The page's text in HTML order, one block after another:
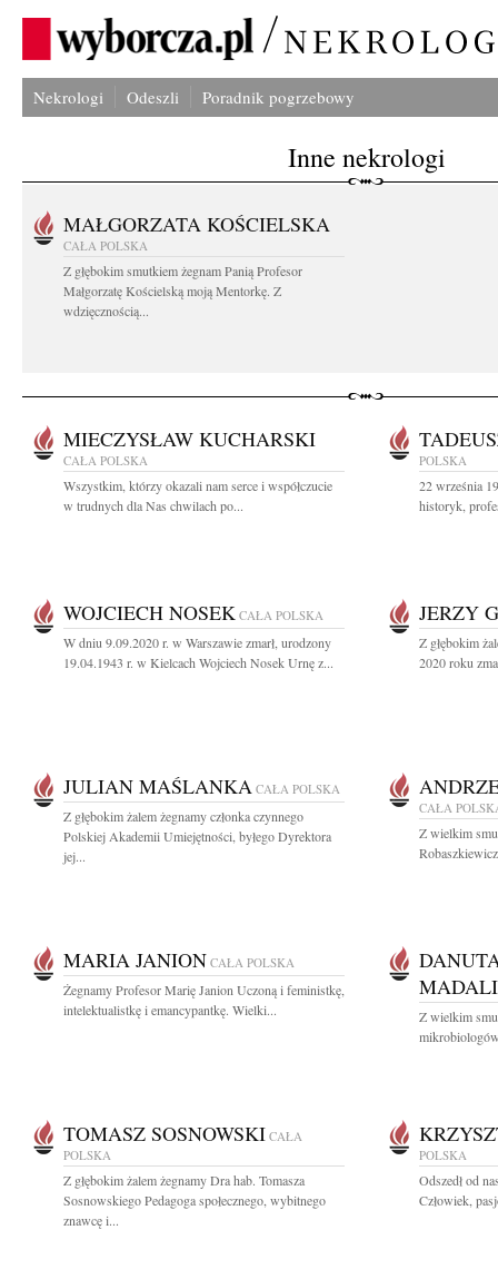
Nekrologi Odeszli Poradnik pogrzebowy
Inne nekrologi
MAŁGORZATA KOŚCIELSKA
CAŁA POLSKA
Z głębokim smutkiem żegnam Panią Profesor
Małgorzatę Kościelską moją Mentorkę. Z
wdzięcznością...
MIECZYSŁAW KUCHARSKI
CAŁA POLSKA
Wszystkim, którzy okazali nam serce i współczucie
w trudnych dla Nas chwilach po...
POLSKA
22 września
historyk,
WOJCIECH NOSEK CAŁA POLSKA
W dniu 9.09.2020 r. w Warszawie zmarł, urodzony
19.04.1943 r. w Kielcach Wojciech Nosek Urnę z...
JERZY
Z głębokim
2020 roku
JULIAN MAŚLANKA CAŁA POLSKA
Z głębokim żalem żegnamy członka czynnego
Polskiej Akademii Umiejętności, byłego Dyrektora
jej...
CAŁA
Z wielkim
MARIA JANION CAŁA POLSKA
Żegnamy Profesor Marię Janion Uczoną i feministkę,
intelektualistkę i emancypantkę. Wielki...
Z wielkim
TOMASZ SOSNOWSKI CAŁA
POLSKA
Z głębokim żalem żegnamy Dra hab. Tomasza
Sosnowskiego Pedagoga społecznego, wybitnego
znawcę i...
POLSKA
Odszedł od
Człowiek,